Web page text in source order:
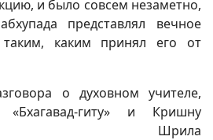
и было совсем незаметно,
представлял вечное
каким принял его от
о духовном учителе,
гиту» и Кришну
Шрила